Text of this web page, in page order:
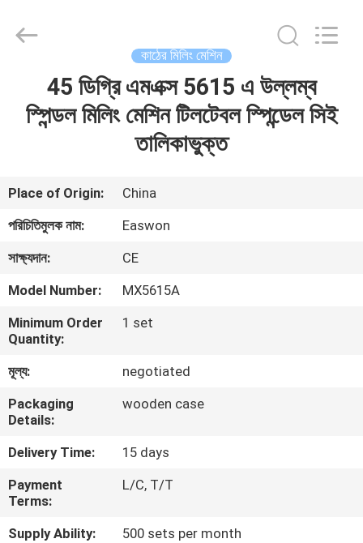
আমাদের
সম্পর্কে
কারখানা
ভ্রমণ
মান
নিয়ন্ত্রণ
যোগাযোগ
করুন
খবর
Export
কাঠের মিলিং মেশিন
45 ডিগ্রি এমএক্স 5615 এ উল্লম্ব
স্পিন্ডল মিলিং মেশিন টিলটেবল স্পিন্ডেল সিই
তালিকাভুক্ত
Place of Origin:
China
পরিচিতিমুলক নাম:
Easwon
সাক্ষ্যদান:
CE
Model Number:
MX5615A
Minimum Order
Quantity:
1 set
মূল্য:
negotiated
Packaging
Details:
wooden case
Delivery Time:
15 days
Payment
Terms:
L/C, T/T
Supply Ability:
500 sets per month